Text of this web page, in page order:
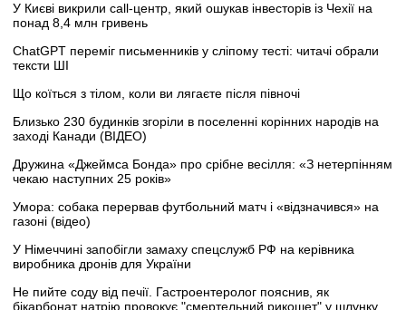
У Києві викрили call-центр, який ошукав інвесторів із Чехії на
понад 8,4 млн гривень
ChatGPT переміг письменників у сліпому тесті: читачі обрали
тексти ШІ
Що коїться з тілом, коли ви лягаєте після півночі
Близько 230 будинків згоріли в поселенні корінних народів на
заході Канади (ВІДЕО)
Дружина «Джеймса Бонда» про срібне весілля: «З нетерпінням
чекаю наступних 25 років»
Умора: собака перервав футбольний матч і «відзначився» на
газоні (відео)
У Німеччині запобігли замаху спецслужб РФ на керівника
виробника дронів для України
Не пийте соду від печії. Гастроентеролог пояснив, як
бікарбонат натрію провокує "смертельний рикошет" у шлунку